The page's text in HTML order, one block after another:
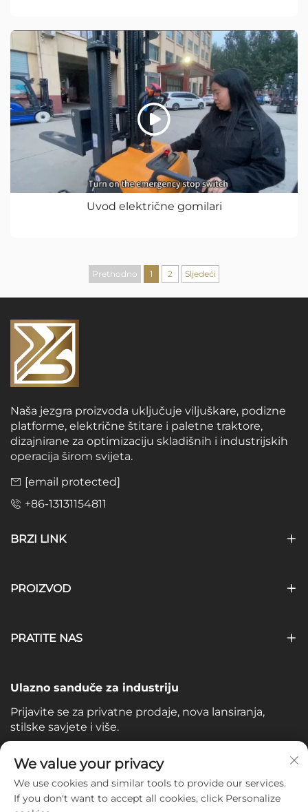
Uvod električne gomilari
Prethodno 1 2 Sljedeći
Naša jezgra proizvoda uključuje viljuškare, podizne
platforme, električne štitare i paletne traktore,
dizajnirane za optimizaciju skladišnih i industrijskih
operacija širom svijeta.
[email protected]
+86-13131154811
BRZI LINK
PROIZVOD
PRATITE NAS
Ulazno sanduče za industriju
Prijavite se za privatne prodaje, nova lansiranja,
stilske savjete i više.
Vaš e-mail
Subscribe
We value your privacy
We use cookies and similar tools to provide our services.
If you don't want to accept all cookies, click Personalize